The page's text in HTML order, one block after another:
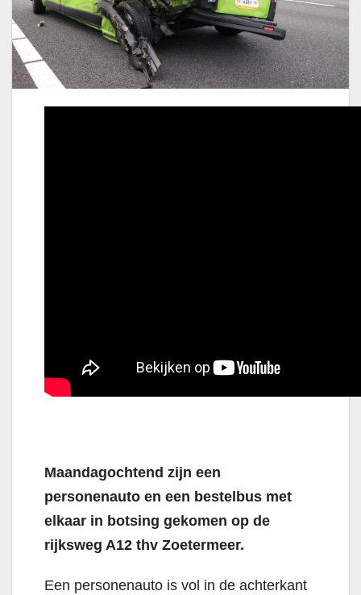
Maandagochtend zijn een
personenauto en een bestelbus met
elkaar in botsing gekomen op de
rijksweg A12 thv Zoetermeer.
Een personenauto is vol in de achterkant